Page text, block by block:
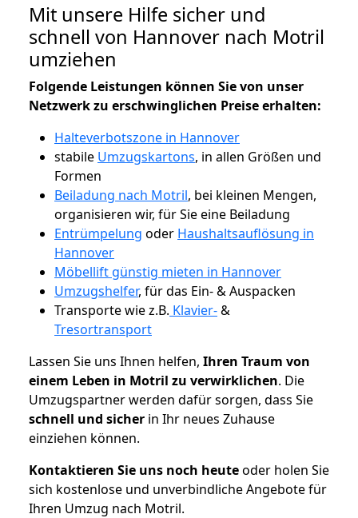
Mit unsere Hilfe sicher und
schnell von Hannover nach Motril
umziehen
Folgende Leistungen können Sie von unser
Netzwerk zu erschwinglichen Preise erhalten:
Halteverbotszone in Hannover
stabile Umzugskartons, in allen Größen und
Formen
Beiladung nach Motril, bei kleinen Mengen,
organisieren wir, für Sie eine Beiladung
Entrümpelung oder Haushaltsauflösung in
Hannover
Möbellift günstig mieten in Hannover
Umzugshelfer, für das Ein- & Auspacken
Transporte wie z.B. Klavier-&
Tresortransport
Lassen Sie uns Ihnen helfen, Ihren Traum von
einem Leben in Motril zu verwirklichen. Die
Umzugspartner werden dafür sorgen, dass Sie
schnell und sicher in Ihr neues Zuhause
einziehen können.
Kontaktieren Sie uns noch heuteoder holen Sie
sich kostenlose und unverbindliche Angebote für
Ihren Umzug nach Motril.